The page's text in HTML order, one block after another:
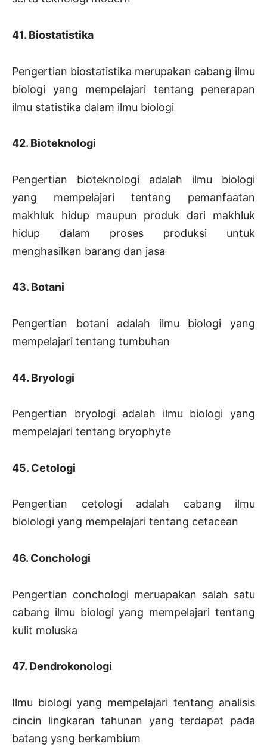
41. Biostatistika
Pengertian biostatistika merupakan cabang ilmu
biologi yang mempelajari tentang penerapan
ilmu statistika dalam ilmu biologi
42. Bioteknologi
Pengertian bioteknologi adalah ilmu biologi
yang mempelajari tentang pemanfaatan
makhluk hidup maupun produk dari makhluk
hidup dalam proses produksi untuk
menghasilkan barang dan jasa
43. Botani
Pengertian botani adalah ilmu biologi yang
mempelajari tentang tumbuhan
44. Bryologi
Pengertian bryologi adalah ilmu biologi yang
mempelajari tentang bryophyte
45. Cetologi
Pengertian cetologi adalah cabang ilmu
biolologi yang mempelajari tentang cetacean
46. Conchologi
Pengertian conchologi meruapakan salah satu
cabang ilmu biologi yang mempelajari tentang
kulit moluska
47. Dendrokonologi
Ilmu biologi yang mempelajari tentang analisis
cincin lingkaran tahunan yang terdapat pada
batang ysng berkambium